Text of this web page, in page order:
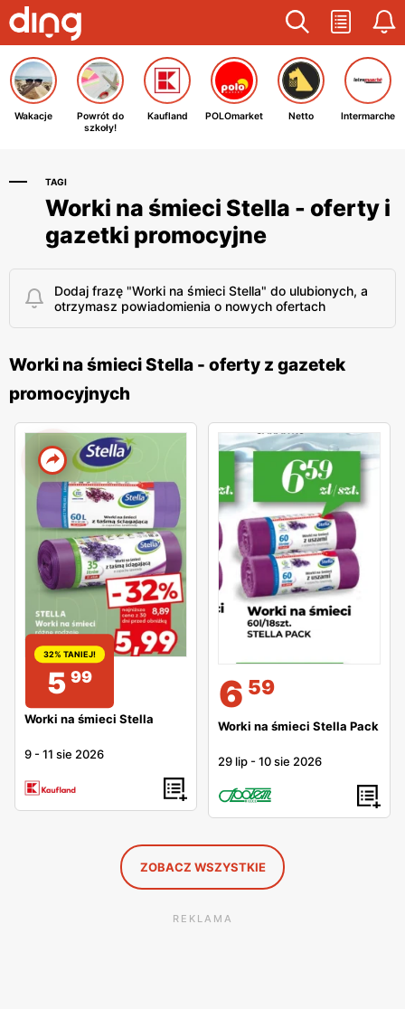
Wakacje
Powrót do
szkoły!
Kaufland POLOmarket Netto Intermarche
TAGI
Worki na śmieci Stella - oferty i
gazetki promocyjne
Dodaj frazę "Worki na śmieci Stella" do ulubionych, a
otrzymasz powiadomienia o nowych ofertach
Worki na śmieci Stella - oferty z gazetek
promocyjnych
32% TANIEJ!
5 99
Worki na śmieci Stella
9 -11 sie 2026
6 59
Worki na śmieci Stella Pack
29 lip -10 sie 2026
ZOBACZ WSZYSTKIE
REKLAMA